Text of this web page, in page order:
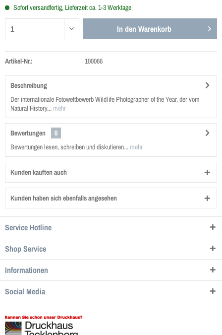
Sofort versandfertig, Lieferzeit ca. 1-3 Werktage
In den Warenkorb
Artikel-Nr.: 100066
Beschreibung
Der internationale Fotowettbewerb Wildlife Photographer of the Year, der vom
Natural History... mehr
Bewertungen
0
Bewertungen lesen, schreiben und diskutieren... mehr
Kunden kauften auch
Kunden haben sich ebenfalls angesehen
Service Hotline
Shop Service
Informationen
Social Media